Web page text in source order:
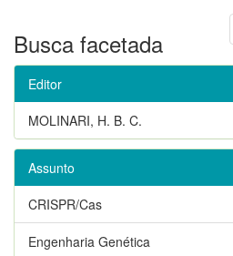
Busca facetada
Editor
MOLINARI, H. B. C.
Assunto
CRISPR/Cas
Engenharia Genética